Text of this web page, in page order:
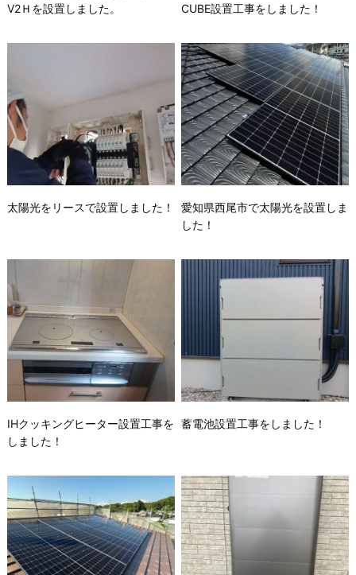
V2Ｈを設置しました。
CUBE設置工事をしました！
太陽光をリースで設置しました！
愛知県西尾市で太陽光を設置しま
した！
IHクッキングヒーター設置工事を
しました！
蓄電池設置工事をしました！